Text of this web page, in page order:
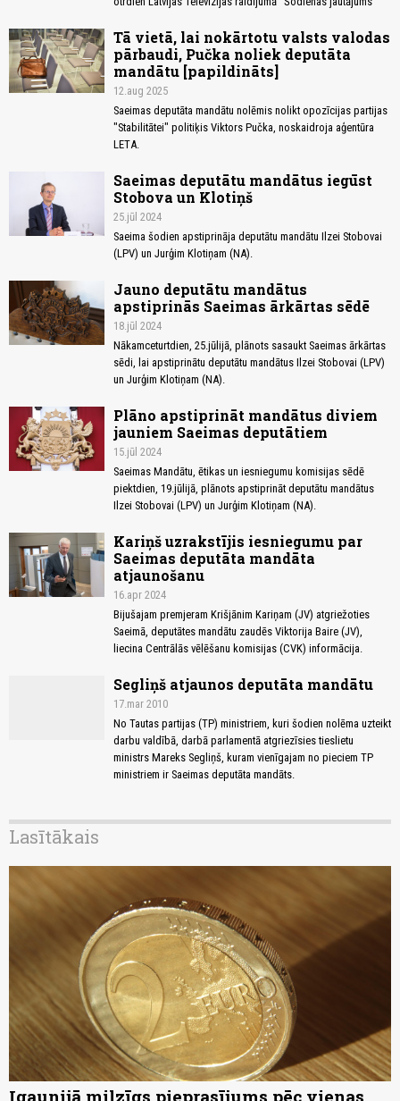
Tā vietā, lai nokārtotu valsts valodas
pārbaudi, Pučka noliek deputāta
mandātu [papildināts]
12.aug 2025
Saeimas deputāta mandātu nolēmis nolikt opozīcijas partijas
"Stabilitātei" politiķis Viktors Pučka, noskaidroja aģentūra
LETA.
Saeimas deputātu mandātus iegūst
Stobova un Klotiņš
25.jūl 2024
Saeima šodien apstiprināja deputātu mandātu Ilzei Stobovai
(LPV) un Jurģim Klotiņam (NA).
Jauno deputātu mandātus
apstiprinās Saeimas ārkārtas sēdē
18.jūl 2024
Nākamceturtdien, 25.jūlijā, plānots sasaukt Saeimas ārkārtas
sēdi, lai apstiprinātu deputātu mandātus Ilzei Stobovai (LPV)
un Jurģim Klotiņam (NA).
Plāno apstiprināt mandātus diviem
jauniem Saeimas deputātiem
15.jūl 2024
Saeimas Mandātu, ētikas un iesniegumu komisijas sēdē
piektdien, 19.jūlijā, plānots apstiprināt deputātu mandātus
Ilzei Stobovai (LPV) un Jurģim Klotiņam (NA).
Kariņš uzrakstījis iesniegumu par
Saeimas deputāta mandāta
atjaunošanu
16.apr 2024
Bijušajam premjeram Krišjānim Kariņam (JV) atgriežoties
Saeimā, deputātes mandātu zaudēs Viktorija Baire (JV),
liecina Centrālās vēlēšanu komisijas (CVK) informācija.
Segliņš atjaunos deputāta mandātu
17.mar 2010
No Tautas partijas (TP) ministriem, kuri šodien nolēma uzteikt
darbu valdībā, darbā parlamentā atgriezīsies tieslietu
ministrs Mareks Segliņš, kuram vienīgajam no pieciem TP
ministriem ir Saeimas deputāta mandāts.
Lasītākais
Igaunijā milzīgs pieprasījums pēc vienas